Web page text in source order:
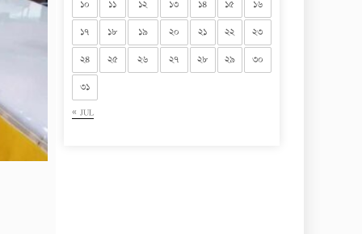
« JUL
১০
১১ ১২ ১৩ ১৪ ১৫
১৬
১৭
১৮ ১৯ ২০ ২১ ২২
২৩
২৪
২৫ ২৬ ২৭ ২৮ ২৯
৩০
৩১